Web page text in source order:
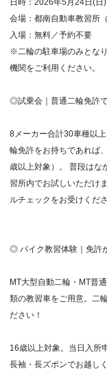
会場：都南自動車教習所
入場：無料／予約不要
※二輪の駐車場のみとな
機関をご利用ください。
◎試乗会｜普通二輪免許
8メーカー合計30車種以
輪免許をお持ちであれば
歳以上対象）。 普段はな
習所内でお試しいただけ
ルチェックをお受けくださ
◎ バイク教習体験｜免許
MT大型自動二輪・MT普
類の教習車をご用意。二
ださい！
16歳以上対象。当日入所
長袖・長ズボンでお越し